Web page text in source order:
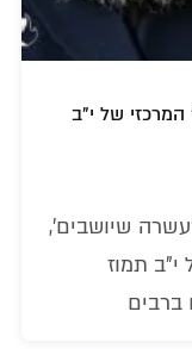
של י"ב
שיושבים',
י"ב תמוז
ברבים